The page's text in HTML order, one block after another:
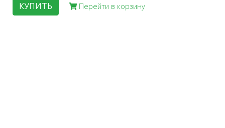
КУПИТЬ
Перейти в корзину